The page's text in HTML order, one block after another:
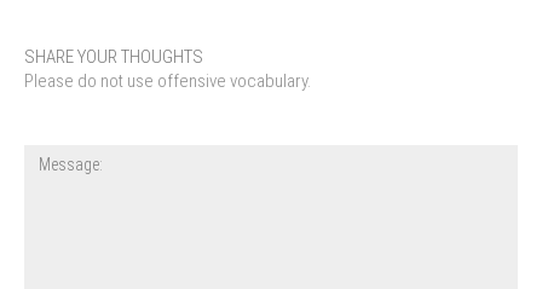
SHARE YOUR THOUGHTS
Please do not use offensive vocabulary.